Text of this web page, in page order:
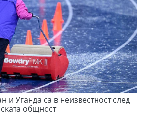
и Уганда са в неизвестност след
общност